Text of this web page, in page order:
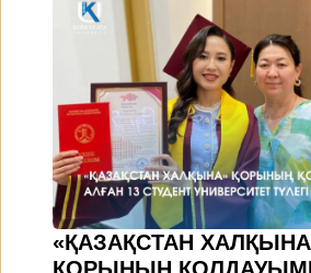
«ҚАЗАҚСТАН